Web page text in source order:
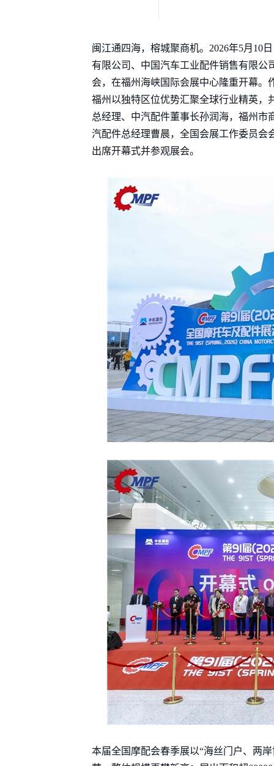
闽江通四海，榕城聚商机。2026年5月10
有限公司、中国汽车工业配件销售有限公
会，在福州海峡国际会展中心隆重开幕
福州以独特区位优势汇聚全球行业精英，
总经理、中汽配件董事长孙润海，福州
汽配件总经理曹晨，全国会展工作委员会
出席开幕式并参观展会。
本届全国摩配会春季展以“海丝门户、两